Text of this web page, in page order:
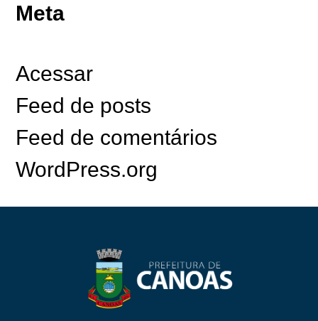
Meta
Acessar
Feed de posts
Feed de comentários
WordPress.org